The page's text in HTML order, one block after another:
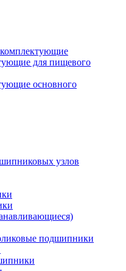
для пищевого
основного
узлов
подшипники